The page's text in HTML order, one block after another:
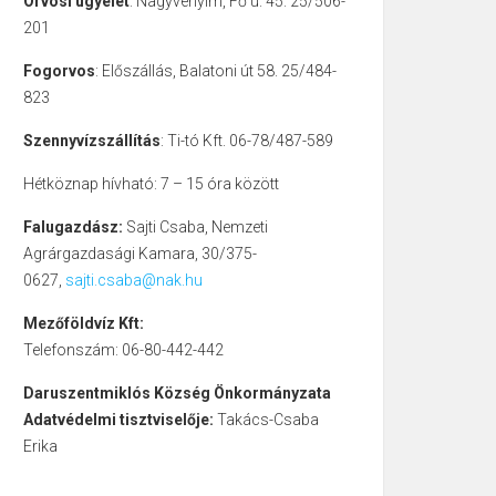
201
Fogorvos: Előszállás, Balatoni út 58. 25/484-
823
Szennyvízszállítás: Ti-tó Kft. 06-78/487-589
Hétköznap hívható: 7 – 15 óra között
Falugazdász: Sajti Csaba, Nemzeti
Agrárgazdasági Kamara, 30/375-
0627, sajti.csaba@nak.hu
Mezőföldvíz Kft:
Telefonszám: 06-80-442-442
Daruszentmiklós Község Önkormányzata
Adatvédelmi tisztviselője: Takács-Csaba
Erika